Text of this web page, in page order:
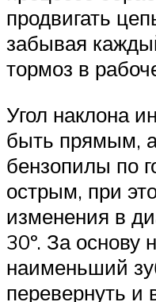
продвигать
забывая
тормоз в
Угол наклона
быть прямым, а
бензопилы по
острым, при
изменения в
30º. За основу
наименьший
перевернуть и